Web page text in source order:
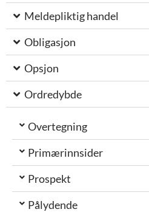
Meldepliktig handel
Obligasjon
Opsjon
Ordredybde
Overtegning
Primærinnsider
Prospekt
Pålydende